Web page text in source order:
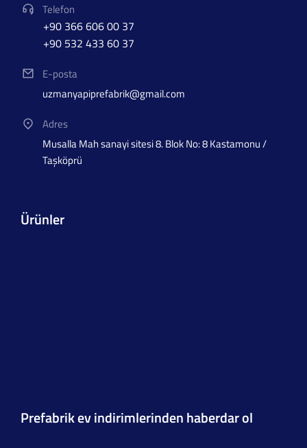
Telefon
+90 366 606 00 37
+90 532 433 60 37
E-posta
uzmanyapiprefabrik@gmail.com
Adres
Musalla Mah sanayi sitesi 8. Blok No: 8 Kastamonu /
Taşköprü
Ürünler
Prefabrik ev indirimlerinden haberdar ol